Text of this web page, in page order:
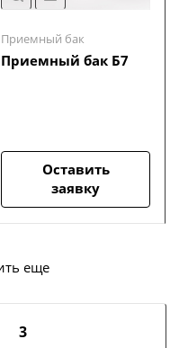
Приемный бак
Приемный бак Б7
Оставить
заявку
еще
3